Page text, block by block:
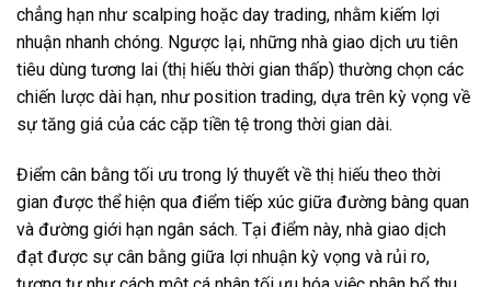
chẳng hạn như scalping hoặc day trading, nhằm kiếm lợi
nhuận nhanh chóng. Ngược lại, những nhà giao dịch ưu tiên
tiêu dùng tương lai (thị hiếu thời gian thấp) thường chọn các
chiến lược dài hạn, như position trading, dựa trên kỳ vọng về
sự tăng giá của các cặp tiền tệ trong thời gian dài.
Điểm cân bằng tối ưu trong lý thuyết về thị hiếu theo thời
gian được thể hiện qua điểm tiếp xúc giữa đường bàng quan
và đường giới hạn ngân sách. Tại điểm này, nhà giao dịch
đạt được sự cân bằng giữa lợi nhuận kỳ vọng và rủi ro,